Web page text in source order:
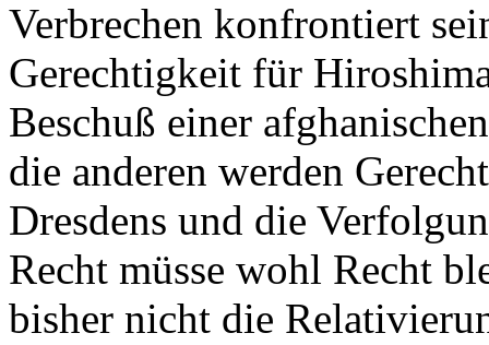
Verbrechen konfrontiert
Gerechtigkeit für
Beschuß einer
die anderen werden
Dresdens und die
Recht müsse wohl Recht
bisher nicht die